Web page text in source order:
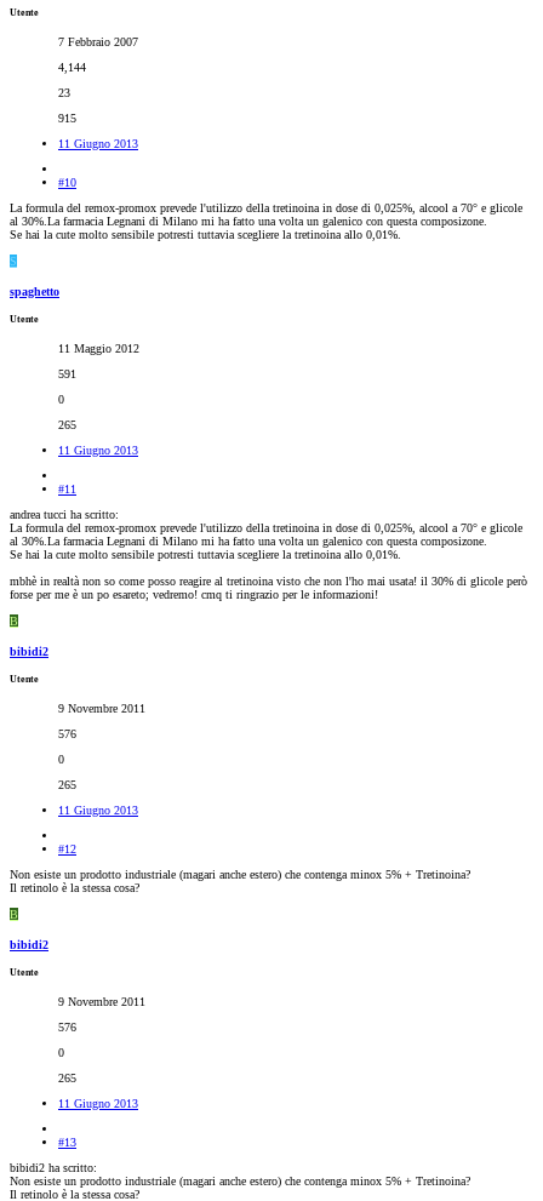
Utente
7 Febbraio 2007
4,144
23
915
11 Giugno 2013
#10
La formula del remox-promox prevede l'utilizzo della tretinoina in dose di 0,025%, alcool a 70° e glicole
al 30%.La farmacia Legnani di Milano mi ha fatto una volta un galenico con questa composizone.
Se hai la cute molto sensibile potresti tuttavia scegliere la tretinoina allo 0,01%.
S
spaghetto
Utente
11 Maggio 2012
591
0
265
11 Giugno 2013
#11
andrea tucci ha scritto:
La formula del remox-promox prevede l'utilizzo della tretinoina in dose di 0,025%, alcool a 70° e glicole
al 30%.La farmacia Legnani di Milano mi ha fatto una volta un galenico con questa composizone.
Se hai la cute molto sensibile potresti tuttavia scegliere la tretinoina allo 0,01%.
mbhè in realtà non so come posso reagire al tretinoina visto che non l'ho mai usata! il 30% di glicole però
forse per me è un po esareto; vedremo! cmq ti ringrazio per le informazioni!
B
bibidi2
Utente
9 Novembre 2011
576
0
265
11 Giugno 2013
#12
Non esiste un prodotto industriale (magari anche estero) che contenga minox 5% + Tretinoina?
Il retinolo è la stessa cosa?
B
bibidi2
Utente
9 Novembre 2011
576
0
265
11 Giugno 2013
#13
bibidi2 ha scritto:
Non esiste un prodotto industriale (magari anche estero) che contenga minox 5% + Tretinoina?
Il retinolo è la stessa cosa?